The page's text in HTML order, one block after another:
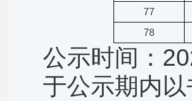
77
78
公示时间：
于公示期内